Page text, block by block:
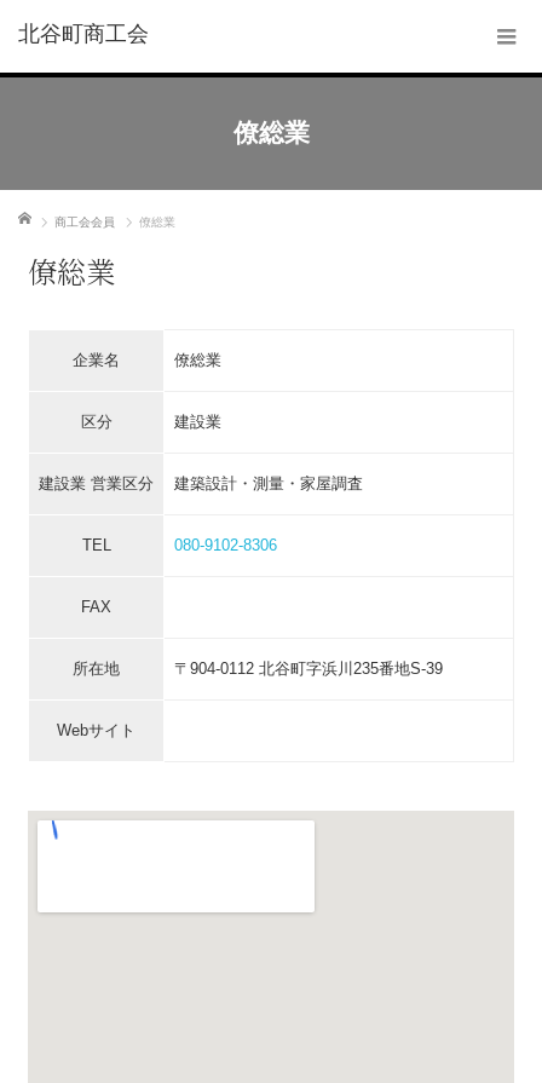
北谷町商工会
僚総業
ホーム 商工会会員 僚総業
僚総業
企業名 僚総業
区分 建設業
建設業 営業区分 建築設計・測量・家屋調査
TEL 080-9102-8306
FAX
所在地 〒904-0112 北谷町字浜川235番地S-39
Webサイト